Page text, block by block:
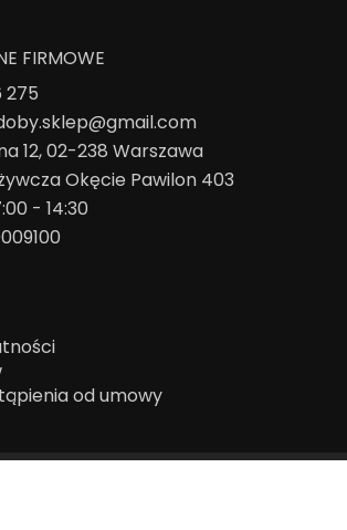
FIRMOWE
275
12, 02-238 Warszawa
Okęcie Pawilon 403
- 14:30
od umowy